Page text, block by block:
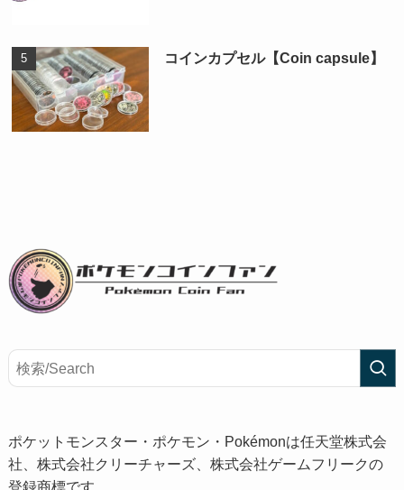
コインカプセル【Coin capsule】
ポケットモンスター・ポケモン・Pokémonは任天堂株式会
社、株式会社クリーチャーズ、株式会社ゲームフリークの